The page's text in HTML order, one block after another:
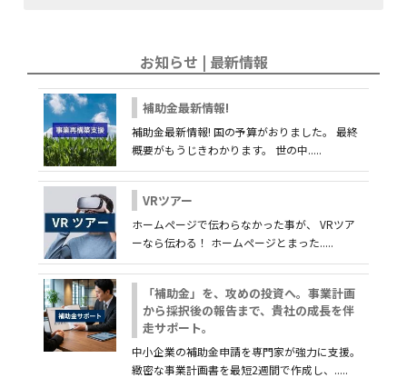
お知らせ | 最新情報
補助金最新情報!
補助金最新情報! 国の予算がおりました。 最終
概要がもうじきわかります。 世の中.....
VRツアー
ホームページで伝わらなかった事が、 VRツア
ーなら伝わる！ ホームページとまった.....
「補助金」を、攻めの投資へ。事業計画
から採択後の報告まで、貴社の成長を伴
走サポート。
中小企業の補助金申請を専門家が強力に支援。
緻密な事業計画書を最短2週間で作成し、.....